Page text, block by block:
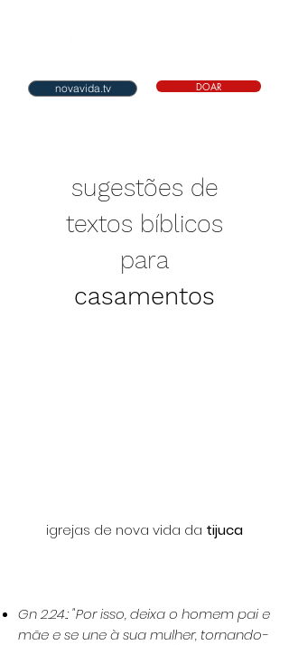
novavida.tv DOAR
sugestões de
textos bíblicos
para
casamentos
igrejas de nova vida da tijuca
Gn 2.24.: "Por isso, deixa o homem pai e
mãe e se une à sua mulher, tornando-